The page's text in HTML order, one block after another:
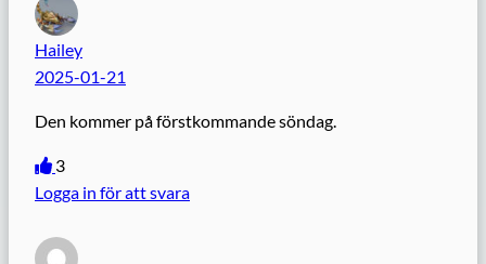
Hailey
2025-01-21
Den kommer på förstkommande söndag.
3
Logga in för att svara